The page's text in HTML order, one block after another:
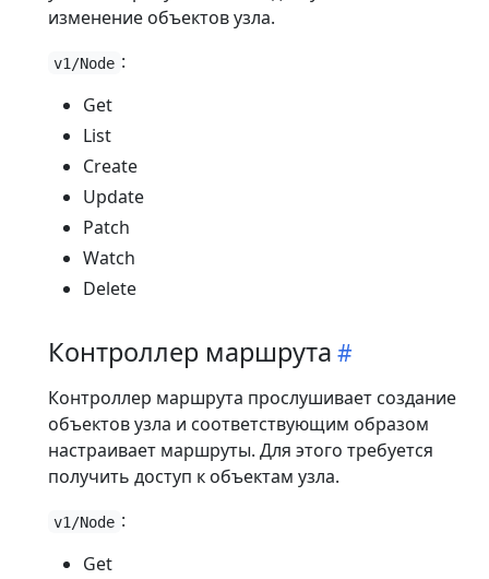
изменение объектов узла.
v1/Node :
Get
List
Create
Update
Patch
Watch
Delete
Контроллер маршрута
Контроллер маршрута прослушивает создание
объектов узла и соответствующим образом
настраивает маршруты. Для этого требуется
получить доступ к объектам узла.
v1/Node :
Get